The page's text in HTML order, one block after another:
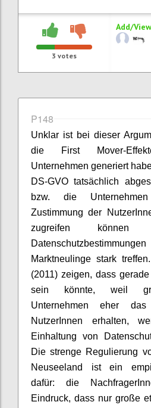
3 votes
Add/
P148
Unklar ist bei dieser
die First Mover-
Unternehmen generiert
DS-GVO tatsächlich
bzw. die
Zustimmung der
zugreifen
Marktneulinge stark
(2011) zeigen, dass gerade
sein könnte, weil
Unternehmen eher
NutzerInnen erhalten,
Einhaltung von
Die strenge Regulierung
Neuseeland ist ein
dafür: die
Eindruck, dass nur große